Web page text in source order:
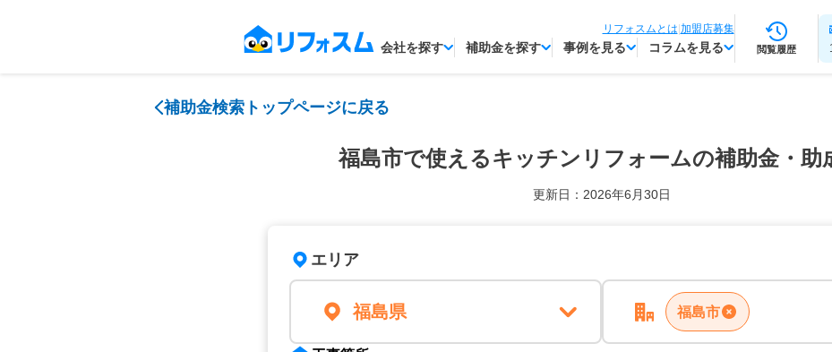
リフォスムとは|加盟店募集
会社を探す 補助金を探す 事例を見る コラムを見る 閲覧履歴
補助金検索トップページに戻る
福島市で使えるキッチンリフォームの補助金・助
更新日：2026年6月30日
エリア
福島県 福島市